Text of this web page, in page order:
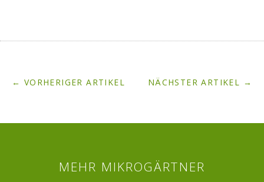
NÄCHSTER ARTIKEL →
← VORHERIGER ARTIKEL
MEHR MIKROGÄRTNER